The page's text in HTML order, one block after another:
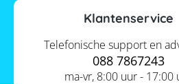
Klantenservice
Telefonische support en
088 7867243
ma-vr, 8:00 uur - 17:00